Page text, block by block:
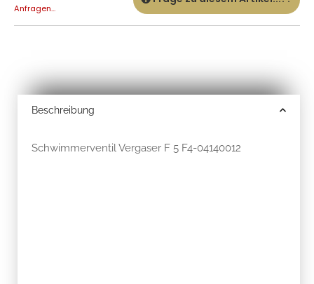
Anfragen...
Beschreibung
Schwimmerventil Vergaser F 5 F4-04140012